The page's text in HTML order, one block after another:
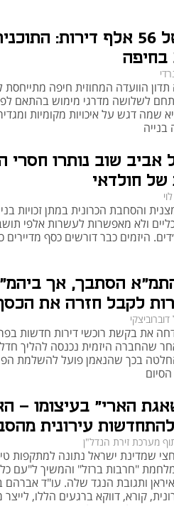
38
דירות ליזמים הקשו על יישום חלק
תוספת של 56 אלף דירות:
לשלושה מדרגי מימוש בהתאם
38, היא שמה דגש על איכויות מקומיות
בנייה
אביב שוב נותרו חסרי
של חולדאי
והסחבת הכרונית במתן זכויות
ולא מאפשרות לעשרות אלפי
היזמים כבר דורשים כסף מדיירים
הסתבך, אך
לקבל חזרה את
שהחברה היזמית נכנסה להליך
בכך שהנאמן פועל להשלמת
הארי" בעיצומו –
עירונית
מערכת זירת הנדל"ן
שמדינת ישראל נתונה למתקפות
"חרבות ברזל" והמשיך ל"עם
ותגובת הנגד שלה. עו"ד אברהם
קורא, דווקא ברגעים הללו, לייצר